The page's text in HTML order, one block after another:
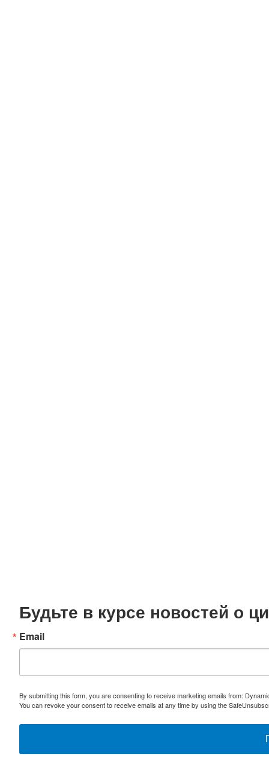
Будьте в курсе новостей о
Email
By submitting this form, you are consenting to receive marketing emails from:
You can revoke your consent to receive emails at any time by using the